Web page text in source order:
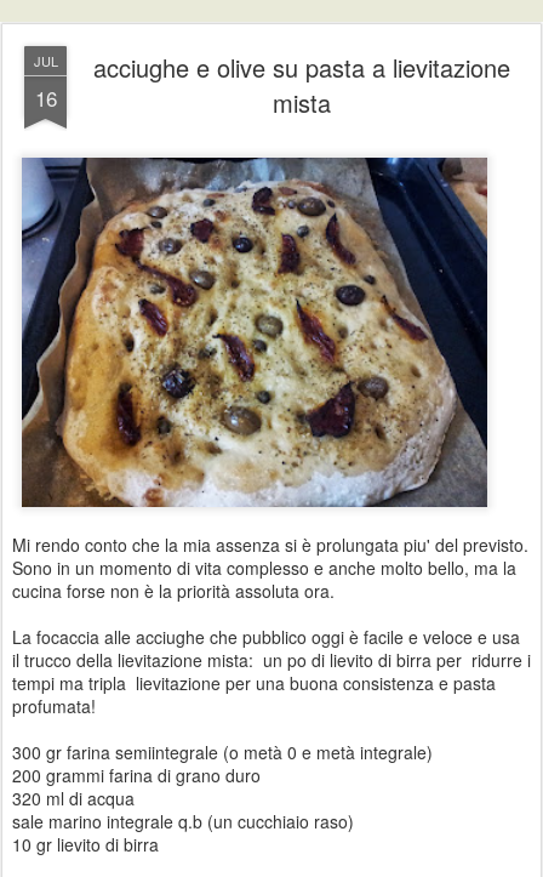
JUL
16
acciughe e olive su pasta a lievitazione
mista
Mi rendo conto che la mia assenza si è prolungata piu' del previsto.
Sono in un momento di vita complesso e anche molto bello, ma la
cucina forse non è la priorità assoluta ora.
La focaccia alle acciughe che pubblico oggi è facile e veloce e usa
il trucco della lievitazione mista: un po di lievito di birra per ridurre i
tempi ma tripla lievitazione per una buona consistenza e pasta
profumata!
300 gr farina semiintegrale (o metà 0 e metà integrale)
200 grammi farina di grano duro
320 ml di acqua
sale marino integrale q.b (un cucchiaio raso)
10 gr lievito di birra